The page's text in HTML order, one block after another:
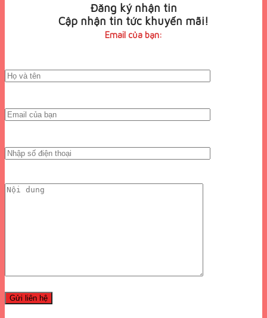
Đăng ký nhận tin
Cập nhận tin tức khuyến mãi!
Email của bạn: